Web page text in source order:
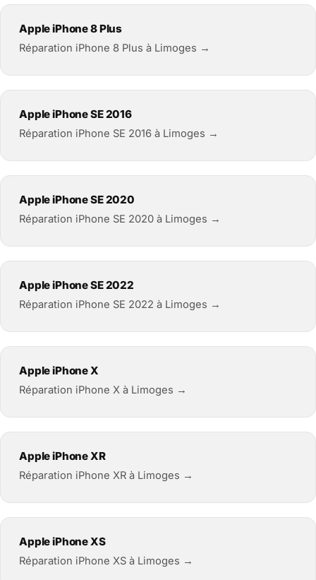
Apple iPhone 8 Plus
Réparation iPhone 8 Plus à Limoges →
Apple iPhone SE 2016
Réparation iPhone SE 2016 à Limoges →
Apple iPhone SE 2020
Réparation iPhone SE 2020 à Limoges →
Apple iPhone SE 2022
Réparation iPhone SE 2022 à Limoges →
Apple iPhone X
Réparation iPhone X à Limoges →
Apple iPhone XR
Réparation iPhone XR à Limoges →
Apple iPhone XS
Réparation iPhone XS à Limoges →